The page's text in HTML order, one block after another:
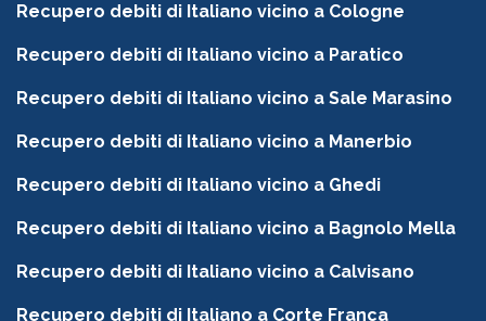
Recupero debiti di Italiano vicino a Cologne
Recupero debiti di Italiano vicino a Paratico
Recupero debiti di Italiano vicino a Sale Marasino
Recupero debiti di Italiano vicino a Manerbio
Recupero debiti di Italiano vicino a Ghedi
Recupero debiti di Italiano vicino a Bagnolo Mella
Recupero debiti di Italiano vicino a Calvisano
Recupero debiti di Italiano a Corte Franca